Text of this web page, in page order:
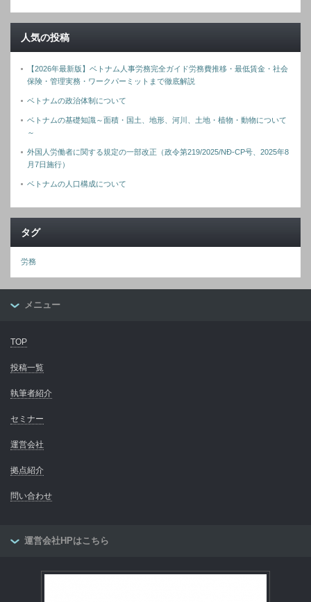
人気の投稿
【2026年最新版】ベトナム人事労務完全ガイド労務費推移・最低賃金・社会
保険・管理実務・ワークパーミットまで徹底解説
ベトナムの政治体制について
ベトナムの基礎知識～面積・国土、地形、河川、土地・植物・動物について
～
外国人労働者に関する規定の一部改正（政令第219/2025/NĐ-CP号、2025年8
月7日施行）
ベトナムの人口構成について
タグ
労務
メニュー
TOP
投稿一覧
執筆者紹介
セミナー
運営会社
拠点紹介
問い合わせ
運営会社HPはこちら